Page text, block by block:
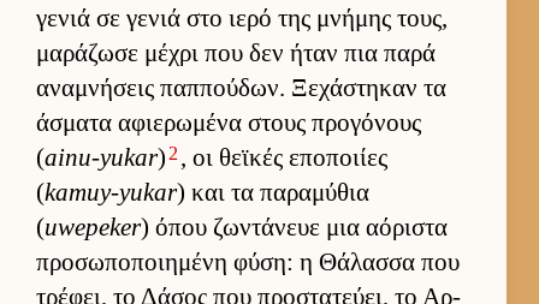
γενιά σε γενιά στο ιερό της μνήμης τους,
μαράζωσε μέχρι που δεν ήταν πια παρά
αναμνήσεις παπ­πού­δων. Ξεχάστηκαν τα
άσματα αφιε­ρωμένα στους προγόνους
(ainu-yukar) 2 , οι θεϊκές εποποι­ίες
(kamuy-yukar) και τα παραμύθια
(uwepeker) όπου ζωντάνευε μια αόριστα
προσωποποι­ημένη φύση: η Θάλασσα που
τρέφει, το Δάσος που προστατεύ­ει, το Αρ­